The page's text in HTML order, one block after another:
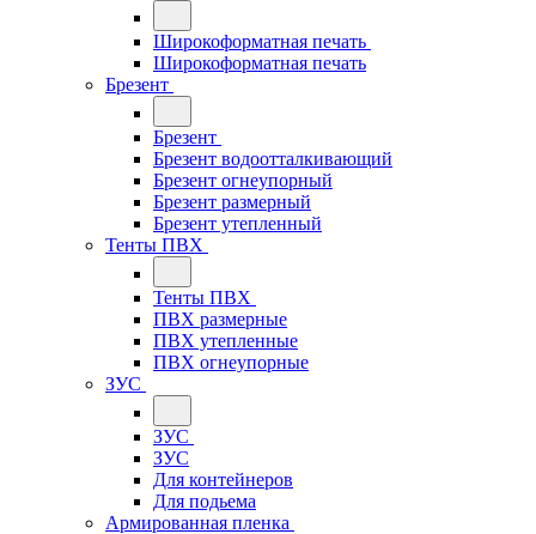
Широкоформатная печать
Широкоформатная печать
Брезент
Брезент
Брезент водоотталкивающий
Брезент огнеупорный
Брезент размерный
Брезент утепленный
Тенты ПВХ
Тенты ПВХ
ПВХ размерные
ПВХ утепленные
ПВХ огнеупорные
ЗУС
ЗУС
ЗУС
Для контейнеров
Для подьема
Армированная пленка